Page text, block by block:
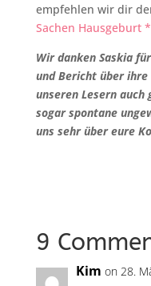
empfehlen wir dir
Sachen Hausgeburt
Wir danken Saskia
und Bericht über
unseren Lesern auch
sogar spontane
uns sehr über eure
9
Kim on 28.